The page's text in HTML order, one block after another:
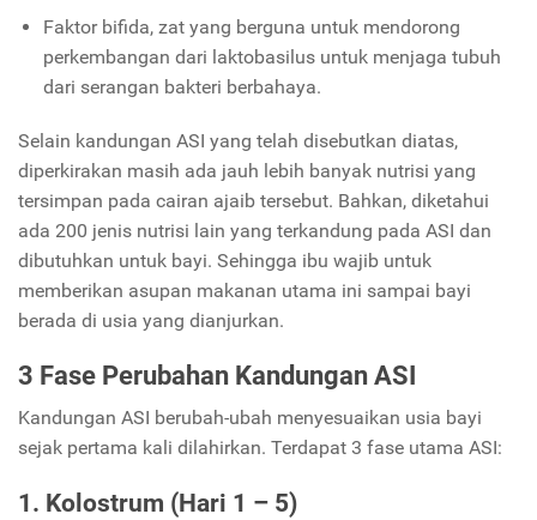
Faktor bifida, zat yang berguna untuk mendorong
perkembangan dari laktobasilus untuk menjaga tubuh
dari serangan bakteri berbahaya.
Selain kandungan ASI yang telah disebutkan diatas,
diperkirakan masih ada jauh lebih banyak nutrisi yang
tersimpan pada cairan ajaib tersebut. Bahkan, diketahui
ada 200 jenis nutrisi lain yang terkandung pada ASI dan
dibutuhkan untuk bayi. Sehingga ibu wajib untuk
memberikan asupan makanan utama ini sampai bayi
berada di usia yang dianjurkan.
3 Fase Perubahan Kandungan ASI
Kandungan ASI berubah-ubah menyesuaikan usia bayi
sejak pertama kali dilahirkan. Terdapat 3 fase utama ASI:
1. Kolostrum (Hari 1 – 5)